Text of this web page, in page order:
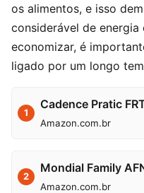
os alimentos, e isso
considerável de energia
economizar, é
ligado por um longo
1
Cadence Pratic
Amazon.com.br
2
Mondial Family
Amazon.com.br